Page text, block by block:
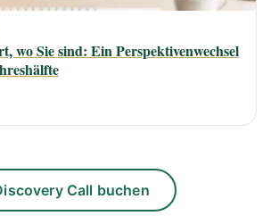
wo Sie sind: Ein Perspektivenwechsel
Call buchen